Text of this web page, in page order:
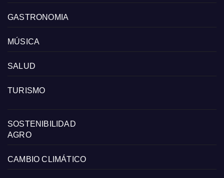
GASTRONOMIA
MÚSICA
SALUD
TURISMO
SOSTENIBILIDAD
AGRO
CAMBIO CLIMÁTICO